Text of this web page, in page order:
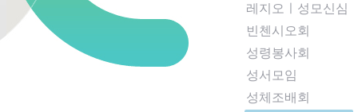
레지오ㅣ성모신심
빈첸시오회
성령봉사회
성서모임
성체조배회